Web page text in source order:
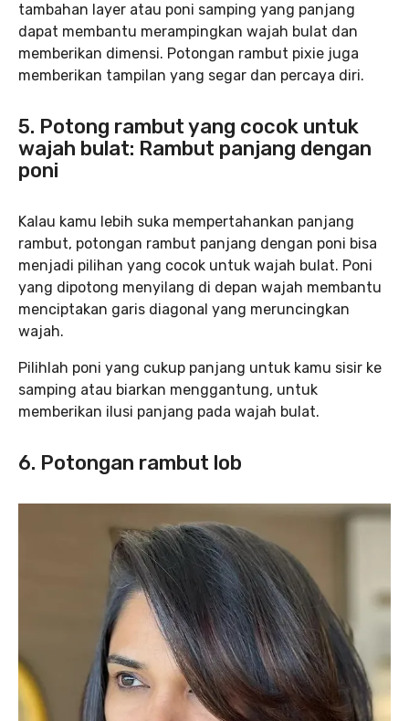
tambahan layer atau poni samping yang panjang
dapat membantu merampingkan wajah bulat dan
memberikan dimensi. Potongan rambut pixie juga
memberikan tampilan yang segar dan percaya diri.
5. Potong rambut yang cocok untuk
wajah bulat: Rambut panjang dengan
poni
Kalau kamu lebih suka mempertahankan panjang
rambut, potongan rambut panjang dengan poni bisa
menjadi pilihan yang cocok untuk wajah bulat. Poni
yang dipotong menyilang di depan wajah membantu
menciptakan garis diagonal yang meruncingkan
wajah.
Pilihlah poni yang cukup panjang untuk kamu sisir ke
samping atau biarkan menggantung, untuk
memberikan ilusi panjang pada wajah bulat.
6. Potongan rambut lob